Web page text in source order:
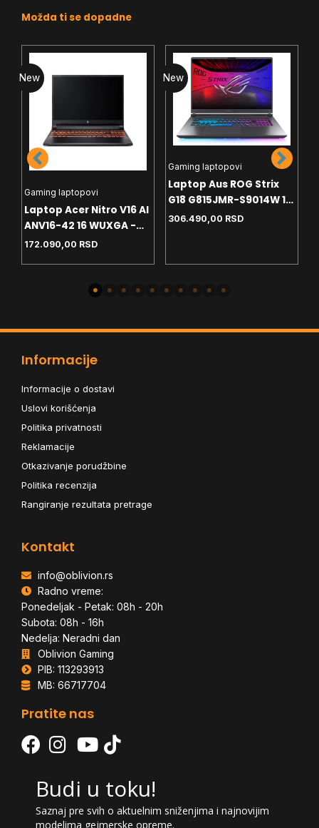
Možda ti se dopadne
New
Gaming laptopovi
Laptop Acer Nitro V16 AI
ANV16-42 16 WUXGA -
R5-240 - 16GB - NVMe
172.090,00 RSD
New
Gaming laptopovi
Laptop Aus ROG Strix
G18 G815JMR-S9014W 18
2.5K - i7-14650HX -
306.490,00 RSD
Informacije
Informacije o dostavi
Uslovi korišćenja
Politika privatnosti
Reklamacije
Otkazivanje porudžbine
Politika recenzija
Rangiranje rezultata pretrage
Kontakt
info@oblivion.rs
Radno vreme:
Ponedeljak - Petak: 08h - 20h
Subota: 08h - 16h
Nedelja: Neradni dan
Oblivion Gaming
PIB: 113293913
MB: 66717704
Pratite nas
Budi u toku!
Saznaj pre svih o aktuelnim sniženjima i najnovijim
modelima gejmerske opreme.